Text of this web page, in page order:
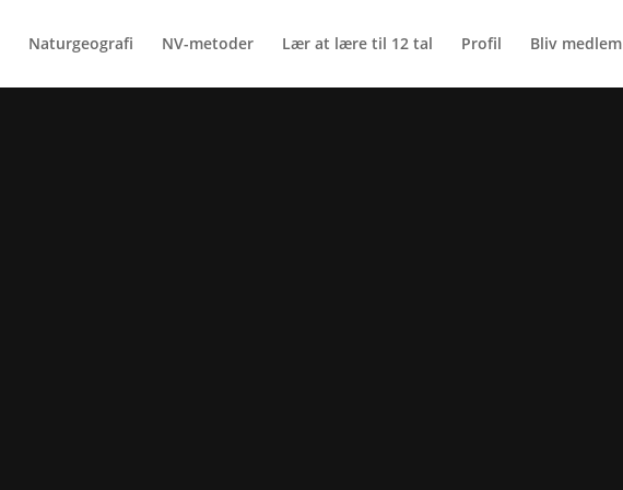
Naturgeografi NV-metoder Lær at lære til 12 tal Profil Bliv medlem